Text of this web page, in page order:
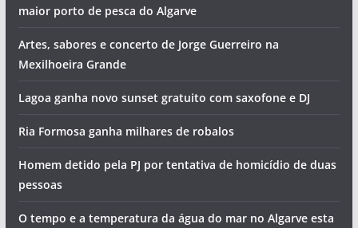
maior porto de pesca do Algarve
Artes, sabores e concerto de Jorge Guerreiro na
Mexilhoeira Grande
Lagoa ganha novo sunset gratuito com saxofone e DJ
Ria Formosa ganha milhares de robalos
Homem detido pela PJ por tentativa de homicídio de duas
pessoas
O tempo e a temperatura da água do mar no Algarve esta